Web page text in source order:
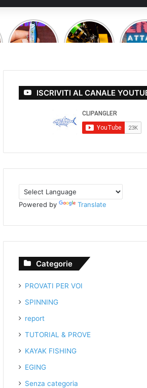
NUOVO
VIDEO
Nuova
combo ULS
ISCRIVITI AL CANALE
Powered by Translate
Categorie
PROVATI PER VOI
SPINNING
report
TUTORIAL & PROVE
KAYAK FISHING
EGING
Senza categoria